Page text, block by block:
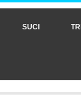
SUCI